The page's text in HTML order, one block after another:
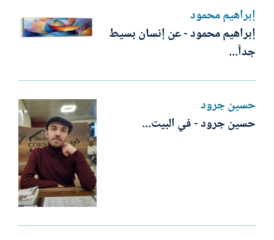
إبراهيم محمود
إبراهيم محمود - عن إنسان بسيط
جداً...
حسين جرود
حسين جرود - في البيت...